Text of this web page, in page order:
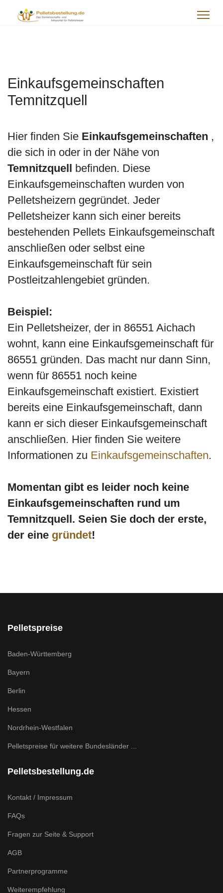
Einkaufsgemeinschaften
Temnitzquell
Hier finden Sie Einkaufsgemeinschaften ,
die sich in oder in der Nähe von
Temnitzquell befinden. Diese
Einkaufsgemeinschaften wurden von
Pelletsheizern gegründet. Jeder
Pelletsheizer kann sich einer bereits
bestehenden Pellets Einkaufsgemeinschaft
anschließen oder selbst eine
Einkaufsgemeinschaft für sein
Postleitzahlengebiet gründen.
Beispiel:
Ein Pelletsheizer, der in 86551 Aichach
wohnt, kann eine Einkaufsgemeinschaft für
86551 gründen. Das macht nur dann Sinn,
wenn für 86551 noch keine
Einkaufsgemeinschaft existiert. Existiert
bereits eine Einkaufsgemeinschaft, dann
kann er sich dieser Einkaufsgemeinschaft
anschließen. Hier finden Sie weitere
Informationen zu Einkaufsgemeinschaften.
Momentan gibt es leider noch keine
Einkaufsgemeinschaften rund um
Temnitzquell. Seien Sie doch der erste,
der eine gründet!
Pelletspreise
Baden-Württemberg
Bayern
Berlin
Hessen
Nordrhein-Westfalen
Pelletspreise für weitere Bundesländer ...
Pelletsbestellung.de
Kontakt / Impressum
FAQs
Fragen zur Seite & Support
AGB
Partnerprogramme
Weiterempfehlung